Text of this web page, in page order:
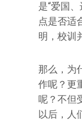
是“爱国
点是否适
明，校训
那么，为
作呢？更
呢？不但
以后，人